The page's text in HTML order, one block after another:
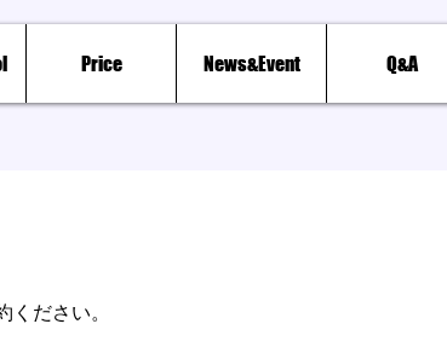
Price News&Event Q&A
ださい。